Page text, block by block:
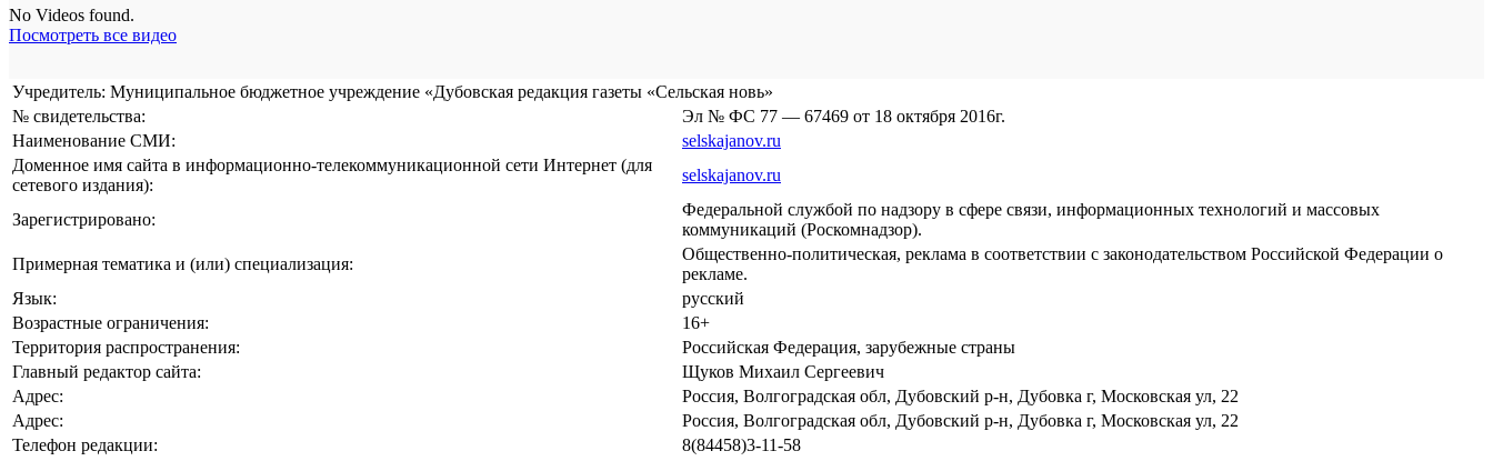
No Videos found.
Посмотреть все видео
Учредитель: Муниципальное бюджетное учреждение «Дубовская редакция газеты «Сельская новь»
№ свидетельства:
Эл № ФС 77 — 67469 от 18 октября 2016г.
Наименование СМИ:
selskajanov.ru
Доменное имя сайта в информационно-телекоммуникационной сети Интернет (для
сетевого издания):
selskajanov.ru
Зарегистрировано:
Федеральной службой по надзору в сфере связи, информационных технологий и массовых
коммуникаций (Роскомнадзор).
Примерная тематика и (или) специализация:
Общественно-политическая, реклама в соответствии с законодательством Российской Федерации о
рекламе.
Язык:
русский
Возрастные ограничения:
16+
Территория распространения:
Российская Федерация, зарубежные страны
Главный редактор сайта:
Щуков Михаил Сергеевич
Адрес:
Россия, Волгоградская обл, Дубовский р-н, Дубовка г, Московская ул, 22
Адрес:
Россия, Волгоградская обл, Дубовский р-н, Дубовка г, Московская ул, 22
Телефон редакции:
8(84458)3-11-58